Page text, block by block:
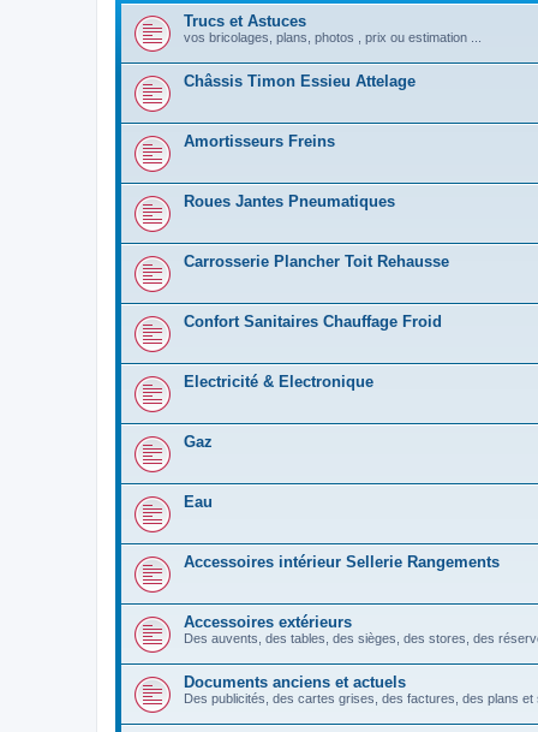
Trucs et Astuces
vos bricolages, plans, photos , prix ou estimation ...
Châssis Timon Essieu Attelage
Amortisseurs Freins
Roues Jantes Pneumatiques
Carrosserie Plancher Toit Rehausse
Confort Sanitaires Chauffage Froid
Electricité & Electronique
Gaz
Eau
Accessoires intérieur Sellerie Rangements
Accessoires extérieurs
Des auvents, des tables, des sièges, des stores, des
Documents anciens et actuels
Des publicités, des cartes grises, des factures, des plans et